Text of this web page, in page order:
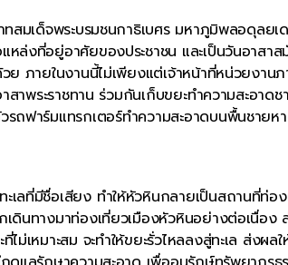
สมเด็จพระบรมชนกาธิเบศร มหาภูมิพลอดุลยเ
ล่งที่อยู่อาศัยของประชาชน และเป็นวันอาสาส
ภายในงานนี้ไม่เพียงแต่เจ้าหน้าที่หน่วยงานภ
าพระราชทาน ร่วมกันเก็บขยะทำความสะอาดช
ถฟาร์มแทรกเตอร์ทำความสะอาดบนพื้นชายห
ลที่มีชื่อเสียง ทำให้หัวหินกลายเป็นสถานที่ท่อ
ดินทางมาท่องเที่ยวเมืองหัวหินอย่างต่อเนื่อง
หมาะสม จะทำให้ขยะรั่วไหลลงสู่ทะเล ส่งผลใ